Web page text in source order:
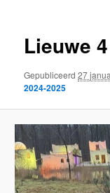
Lieuwe 4
Gepubliceerd27
2024-2025